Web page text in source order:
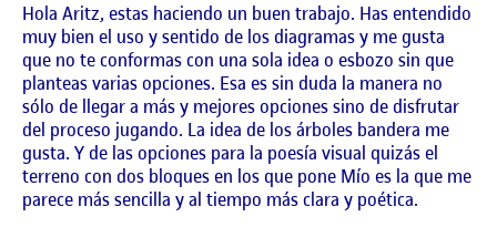
Hola Aritz, estas haciendo un buen trabajo. Has entendido
muy bien el uso y sentido de los diagramas y me gusta
que no te conformas con una sola idea o esbozo sin que
planteas varias opciones. Esa es sin duda la manera no
sólo de llegar a más y mejores opciones sino de disfrutar
del proceso jugando. La idea de los árboles bandera me
gusta. Y de las opciones para la poesía visual quizás el
terreno con dos bloques en los que pone Mío es la que me
parece más sencilla y al tiempo más clara y poética.